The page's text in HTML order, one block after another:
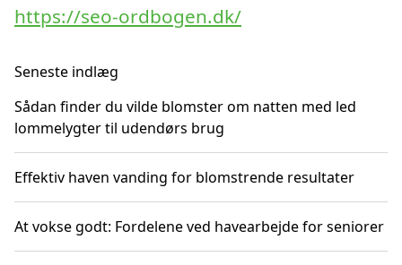
https://seo-ordbogen.dk/
Seneste indlæg
Sådan finder du vilde blomster om natten med led
lommelygter til udendørs brug
Effektiv haven vanding for blomstrende resultater
At vokse godt: Fordelene ved havearbejde for seniorer